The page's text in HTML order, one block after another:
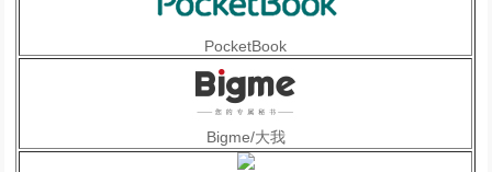
PocketBook
Bigme/大我